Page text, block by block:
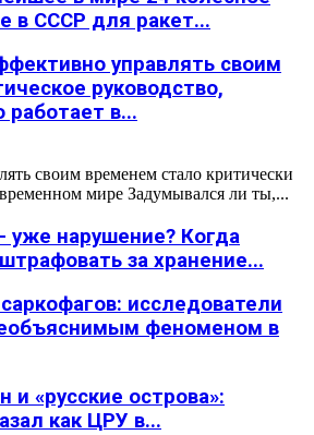
в СССР для ракет...
управлять своим
руководство,
работает в...
своим временем стало критически
мире Задумывался ли ты,...
уже нарушение? Когда
за хранение...
исследователи
феноменом в
и «русские острова»:
как ЦРУ в...